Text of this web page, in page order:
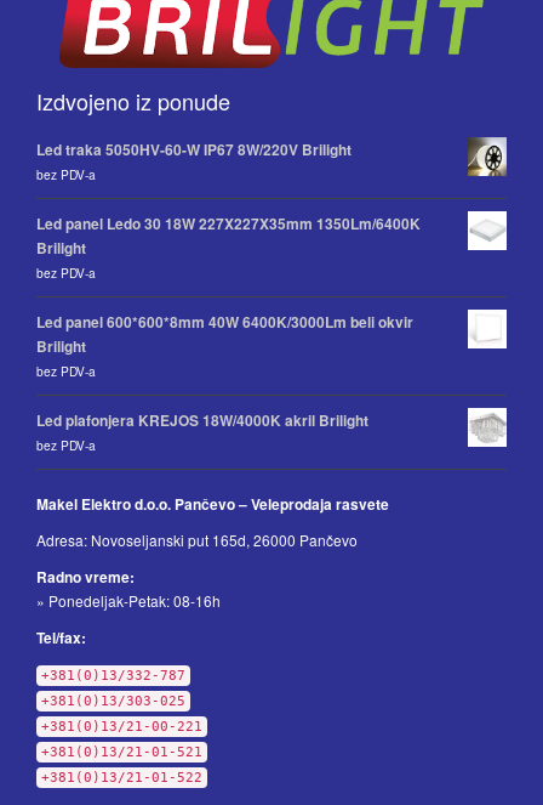
Izdvojeno iz ponude
Led traka 5050HV-60-W IP67 8W/220V Brilight
bez PDV-a
Led panel Ledo 30 18W 227X227X35mm 1350Lm/6400K
Brilight
bez PDV-a
Led panel 600*600*8mm 40W 6400K/3000Lm beli okvir
Brilight
bez PDV-a
Led plafonjera KREJOS 18W/4000K akril Brilight
bez PDV-a
Makel Elektro d.o.o. Pančevo – Veleprodaja rasvete
Adresa: Novoseljanski put 165d, 26000 Pančevo
Radno vreme:
» Ponedeljak-Petak: 08-16h
Tel/fax:
+381(0)13/332-787
+381(0)13/303-025
+381(0)13/21-00-221
+381(0)13/21-01-521
+381(0)13/21-01-522